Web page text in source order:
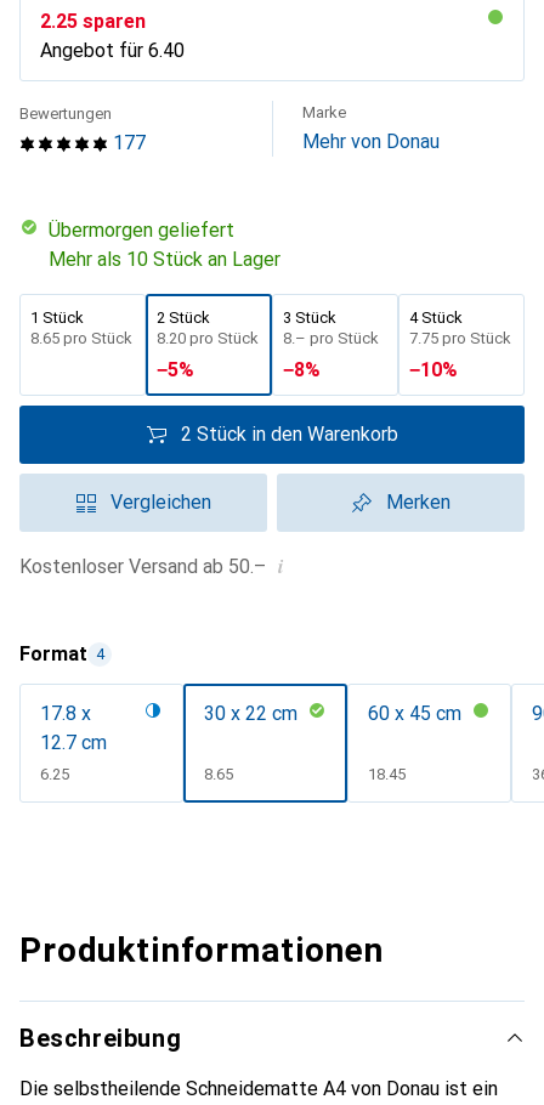
CHF
2.25 sparen
Angebot für CHF
6.40
177
Bewertungen Marke
Mehr von Donau
übermorgen geliefert
Mehr als 10 Stück an Lager
1 Stück
CHF
8.65 pro Stück
2 Stück
CHF
8.20 pro Stück
−5%
3 Stück
CHF
8.– pro Stück
−8%
4 Stück
CHF
7.75 pro Stück
−10%
2 Stück in den Warenkorb
Vergleichen Merken
Kostenloser Versand ab 50.– i
Format 4
17.8 x
12.7 cm
CHF
6.25
30 x 22 cm
CHF
8.65
60 x 45 cm
CHF
18.45
Produktinformationen
Beschreibung
Die selbstheilende Schneidematte A4 von Donau ist ein